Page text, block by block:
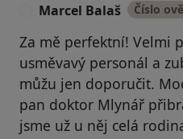
Marcel Balaš Číslo
Za mě perfektní! Velmi
usměvavý personál a
můžu jen doporučit.
pan doktor Mlynář
jsme už u něj celá